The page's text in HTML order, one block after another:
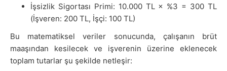
İşsizlik Sigortası Primi: 10.000 TL × %3 = 300 TL
(İşveren: 200 TL, İşçi: 100 TL)
Bu matematiksel veriler sonucunda, çalışanın brüt
maaşından kesilecek ve işverenin üzerine eklenecek
toplam tutarlar şu şekilde netleşir: